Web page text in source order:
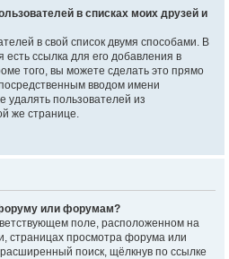
в списках моих друзей и
в свой список двумя способами. В
ссылка для его добавления в
того, вы можете сделать это прямо
вводом имени
удалять пользователей из
же странице.
или форумам?
поле, расположенном на
страницах просмотра форума или
поиск, щёлкнув по ссылке